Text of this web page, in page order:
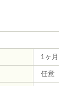
1ヶ月
任意